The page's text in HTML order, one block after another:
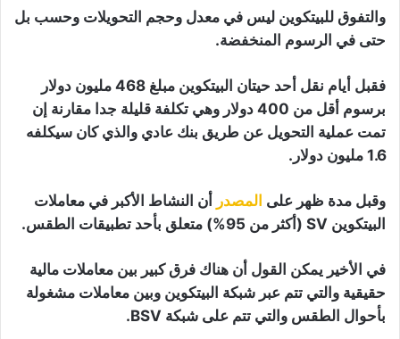
والتفوق للبيتكوين ليس في معدل وحجم التحويلات وحسب بل
حتى في الرسوم المنخفضة.
فقبل أيام نقل أحد حيتان البيتكوين مبلغ 468 مليون دولار
برسوم أقل من 400 دولار وهي تكلفة قليلة جدا مقارنة إن
تمت عملية التحويل عن طريق بنك عادي والذي كان سيكلفه
1.6 مليون دولار.
وقبل مدة ظهر على المصدر أن النشاط الأكبر في معاملات
البيتكوين SV (أكثر من 95%) متعلق بأحد تطبيقات الطقس.
في الأخير يمكن القول أن هناك فرق كبير بين معاملات مالية
حقيقية والتي تتم عبر شبكة البيتكوين وبين معاملات مشغولة
بأحوال الطقس والتي تتم على شبكة BSV.